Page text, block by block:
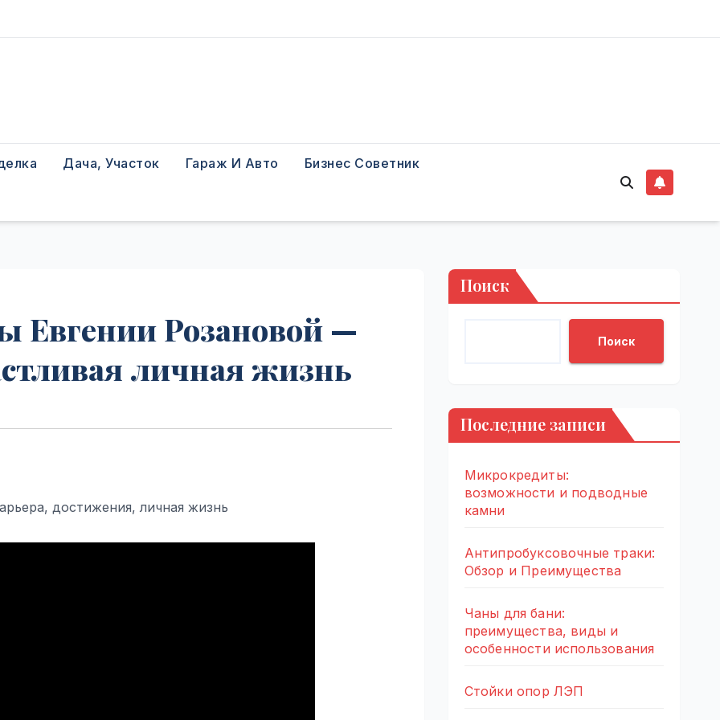
Дача, Участок Гараж И Авто Бизнес Советник
Евгении Розановой —
личная жизнь
Поиск
Поиск
Последние записи
Микрокредиты:
возможности и подводные
камни
Антипробуксовочные траки:
Обзор и Преимущества
Чаны для бани:
преимущества, виды и
особенности использования
Стойки опор ЛЭП